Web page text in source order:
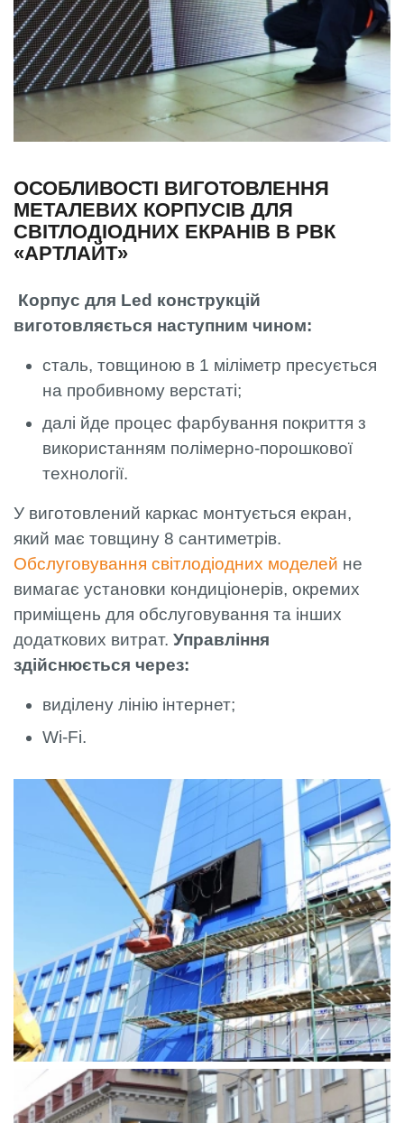
ОСОБЛИВОСТІ ВИГОТОВЛЕННЯ
МЕТАЛЕВИХ КОРПУСІВ ДЛЯ
СВІТЛОДІОДНИХ ЕКРАНІВ В РВК
«АРТЛАЙТ»
Корпус для Led конструкцій
виготовляється наступним чином:
сталь, товщиною в 1 міліметр пресується
на пробивному верстаті;
далі йде процес фарбування покриття з
використанням полімерно-порошкової
технології.
У виготовлений каркас монтується екран,
який має товщину 8 сантиметрів.
Обслуговування світлодіодних моделей не
вимагає установки кондиціонерів, окремих
приміщень для обслуговування та інших
додаткових витрат. Управління
здійснюється через:
виділену лінію інтернет;
Wi-Fi.